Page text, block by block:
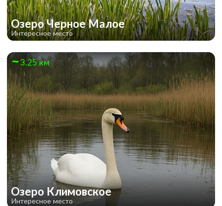
Озеро Черное Малое
Интересное место
3.25 км
Озеро Климовское
Интересное место